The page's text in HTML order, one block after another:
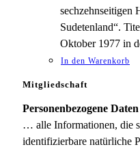
sechzehnseitigen
Sudetenland“.
Oktober 1977 in
In den Warenkorb
Mitgliedschaft
Personenbezogene Daten
… alle Informationen, die
identifizierbare natürliche